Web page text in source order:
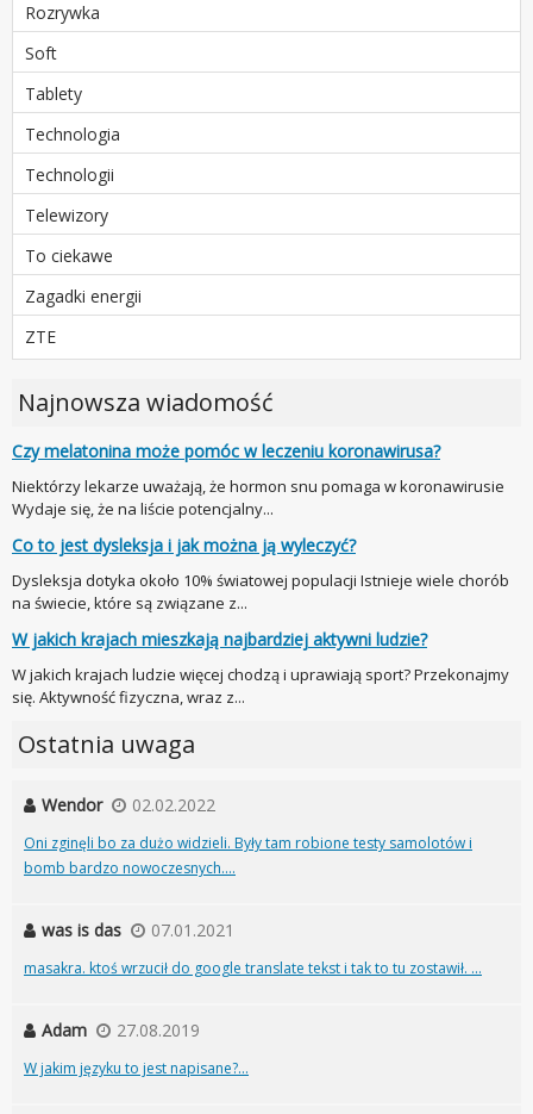
Rozrywka
Soft
Tablety
Technologia
Technologii
Telewizory
To ciekawe
Zagadki energii
ZTE
Najnowsza wiadomość
Czy melatonina może pomóc w leczeniu koronawirusa?
Niektórzy lekarze uważają, że hormon snu pomaga w koronawirusie
Wydaje się, że na liście potencjalny...
Co to jest dysleksja i jak można ją wyleczyć?
Dysleksja dotyka około 10% światowej populacji Istnieje wiele chorób
na świecie, które są związane z...
W jakich krajach mieszkają najbardziej aktywni ludzie?
W jakich krajach ludzie więcej chodzą i uprawiają sport? Przekonajmy
się. Aktywność fizyczna, wraz z...
Ostatnia uwaga
Wendor 02.02.2022
Oni zginęli bo za dużo widzieli. Były tam robione testy samolotów i
bomb bardzo nowoczesnych....
was is das 07.01.2021
masakra. ktoś wrzucił do google translate tekst i tak to tu zostawił. ...
Adam 27.08.2019
W jakim języku to jest napisane?...